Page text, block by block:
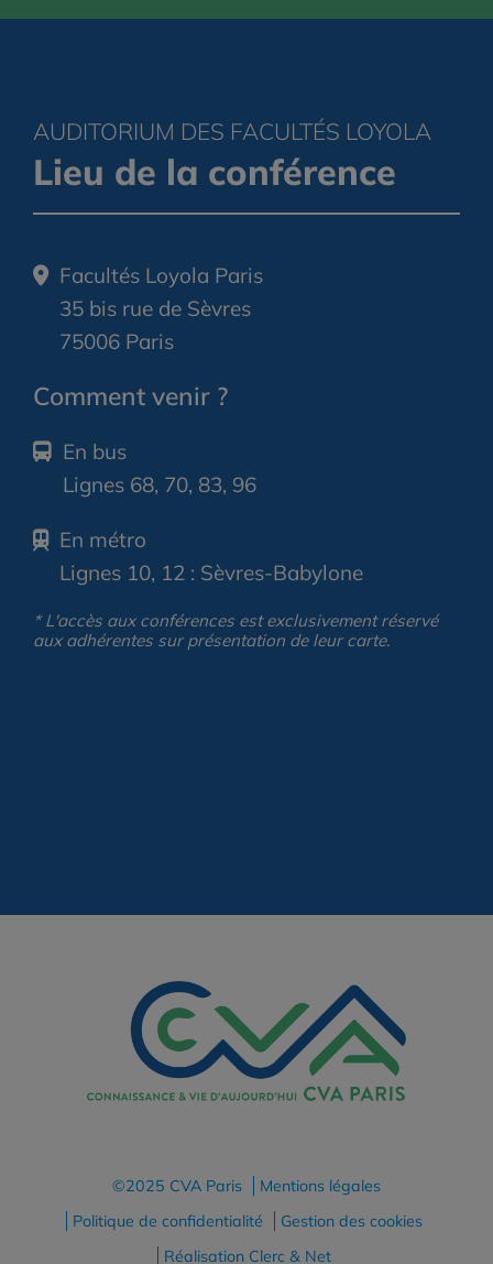
AUDITORIUM DES FACULTÉS LOYOLA
Lieu de la conférence
Facultés Loyola Paris
35 bis rue de Sèvres
75006 Paris
Comment venir ?
En bus
Lignes 68, 70, 83, 96
En métro
Lignes 10, 12 : Sèvres-Babylone
* L'accès aux conférences est exclusivement réservé
aux adhérentes sur présentation de leur carte.
©2025 CVA Paris
Mentions légales
Politique de confidentialité
Gestion des cookies
Réalisation Clerc & Net